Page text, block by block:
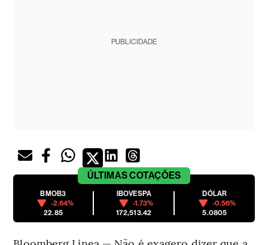
PUBLICIDADE
ÚLTIMASCOTAÇÕES
BMOB3
-2.64%
22.85
IBOVESPA
-1.73%
172,513.42
DÓLAR
-0.56%
5.0805